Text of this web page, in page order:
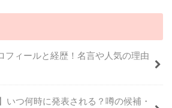
フィールと経歴！名言や人気の理由
いつ何時に発表される？噂の候補・